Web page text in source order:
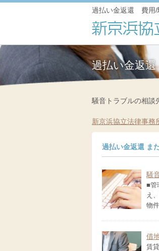
過払い金返還 費用/
過払い金返
騒音トラブルの相
新京浜協立法律事務
過払い金返還 ま
騒
■管
え
物
借
賃